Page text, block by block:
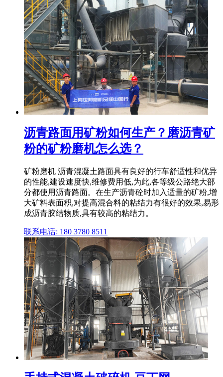
沥青路面用矿粉如何生产？磨沥青矿
粉的矿粉磨机怎么选？
矿粉磨机 沥青混凝土路面具有良好的行车舒适性和优异
的性能,建设速度快,维修费用低,为此,各等级公路绝大部
分都使用沥青路面。在生产沥青砼时加入适量的矿粉,增
大矿料表面积,对提高混合料的粘结力有很好的效果,易形
成沥青胶结物质,具有较高的粘结力。
联系电话: 180 3780 8511